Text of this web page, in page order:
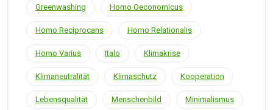
Greenwashing Homo Oeconomicus
Homo Reciprocans Homo Relationalis
Homo Varius Italo Klimakrise
Klimaneutralität Klimaschutz Kooperation
Lebensqualität Menschenbild Minimalismus